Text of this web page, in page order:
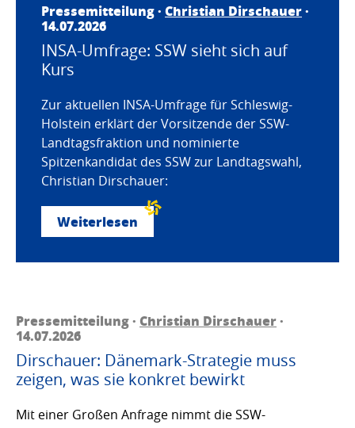
Pressemitteilung · Christian Dirschauer·
14.07.2026
INSA-Umfrage: SSW sieht sich auf
Kurs
Zur aktuellen INSA-Umfrage für Schleswig-
Holstein erklärt der Vorsitzende der SSW-
Landtagsfraktion und nominierte
Spitzenkandidat des SSW zur Landtagswahl,
Christian Dirschauer:
Weiterlesen
Pressemitteilung · Christian Dirschauer·
14.07.2026
Dirschauer: Dänemark-Strategie muss
zeigen, was sie konkret bewirkt
Mit einer Großen Anfrage nimmt die SSW-